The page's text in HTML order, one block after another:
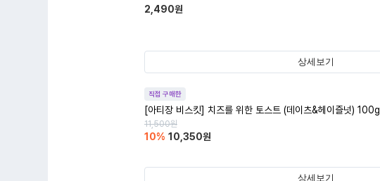
2,490원
상세보기
직접 구매한
[아티장 비스킷] 치즈를 위한 토스트 (데이츠&헤이즐넛) 100g
11,500원
10% 10,350원
상세보기